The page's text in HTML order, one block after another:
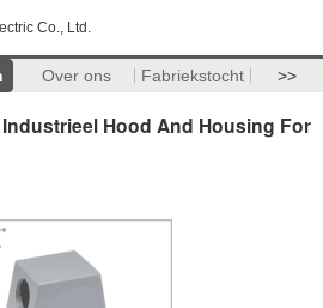
Co., Ltd.
Over ons Fabriekstocht >>
Industrieel Hood And Housing For